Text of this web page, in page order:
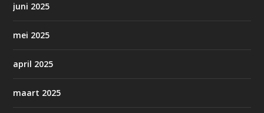
juni 2025
mei 2025
april 2025
maart 2025